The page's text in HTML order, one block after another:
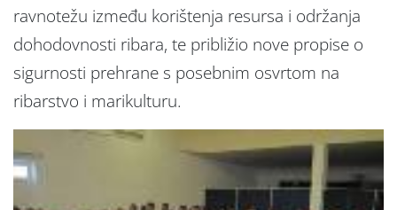
ravnotežu između korištenja resursa i održanja
dohodovnosti ribara, te približio nove propise o
sigurnosti prehrane s posebnim osvrtom na
ribarstvo i marikulturu.